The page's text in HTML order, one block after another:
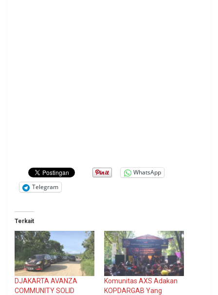
WhatsApp
Telegram
Terkait
DJAKARTA AVANZA
COMMUNITY SOLID
Komunitas AXS Adakan
KOPDARGAB Yang